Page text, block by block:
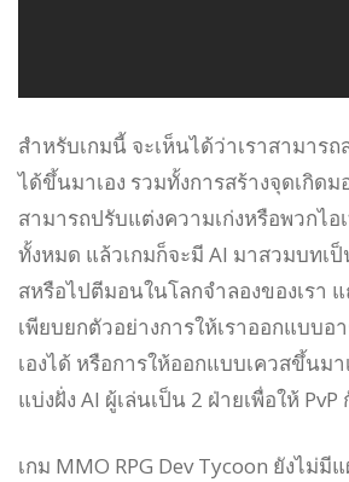
สำหรับเกมนี้ จะเห็นได้ว่าเราสามารถ
ได้ขึ้นมาเอง รวมทั้งการสร้างจุดเกิดม
สามารถปรับแต่งความเก่งหรือพวกไ
ทั้งหมด แล้วเกมก็จะมี AI มาสวมบทเ
สหรือไปตีมอนในโลกจำลองของเรา
เพียบยกตัวอย่างการให้เราออกแบบอ
เองได้ หรือการให้ออกแบบเควสขึ้นมา
แบ่งฝั่ง AI ผู้เล่นเป็น 2 ฝ่ายเพื่อให้ PvP
เกม MMO RPG Dev Tycoon ยังไม่